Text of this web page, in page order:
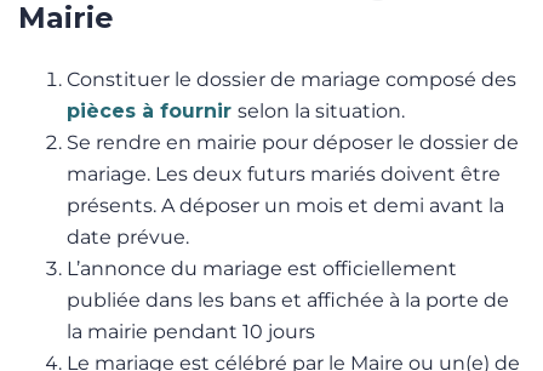
Mairie
Constituer le dossier de mariage composé des
pièces à fournir selon la situation.
Se rendre en mairie pour déposer le dossier de
mariage. Les deux futurs mariés doivent être
présents. A déposer un mois et demi avant la
date prévue.
L’annonce du mariage est officiellement
publiée dans les bans et affichée à la porte de
la mairie pendant 10 jours
Le mariage est célébré par le Maire ou un(e) de